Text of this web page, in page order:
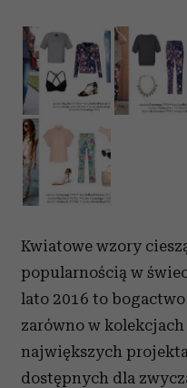
Kwiatowe wzory
popularnością w
lato 2016 to
zarówno w kolekcjach
największych
dostępnych dla